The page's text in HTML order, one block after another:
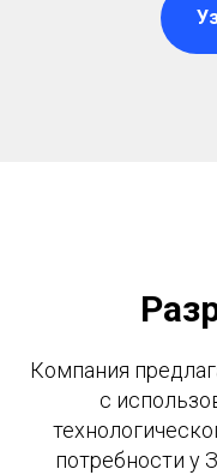
Компания
с
потребности у